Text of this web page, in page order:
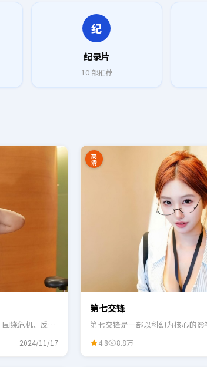
纪
纪录片
10部推荐
绕危机、反转
2024/11/17
高
清
第七交锋
第七交锋是一部以科幻为核心的
4.8 8.8万